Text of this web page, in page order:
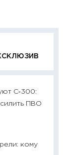
С‑300:
ПВО
кому